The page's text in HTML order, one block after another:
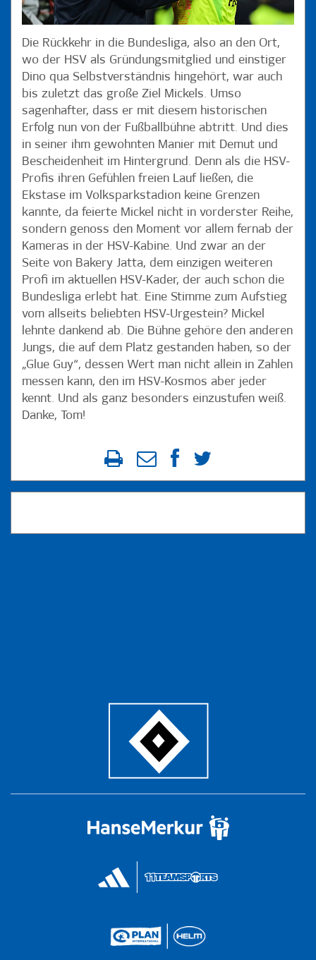
Die Rückkehr in die Bundesliga, also an den Ort,
wo der HSV als Gründungsmitglied und einstiger
Dino qua Selbstverständnis hingehört, war auch
bis zuletzt das große Ziel Mickels. Umso
sagenhafter, dass er mit diesem historischen
Erfolg nun von der Fußballbühne abtritt. Und dies
in seiner ihm gewohnten Manier mit Demut und
Bescheidenheit im Hintergrund. Denn als die HSV-
Profis ihren Gefühlen freien Lauf ließen, die
Ekstase im Volksparkstadion keine Grenzen
kannte, da feierte Mickel nicht in vorderster Reihe,
sondern genoss den Moment vor allem fernab der
Kameras in der HSV-Kabine. Und zwar an der
Seite von Bakery Jatta, dem einzigen weiteren
Profi im aktuellen HSV-Kader, der auch schon die
Bundesliga erlebt hat. Eine Stimme zum Aufstieg
vom allseits beliebten HSV-Urgestein? Mickel
lehnte dankend ab. Die Bühne gehöre den anderen
Jungs, die auf dem Platz gestanden haben, so der
„Glue Guy“, dessen Wert man nicht allein in Zahlen
messen kann, den im HSV-Kosmos aber jeder
kennt. Und als ganz besonders einzustufen weiß.
Danke, Tom!